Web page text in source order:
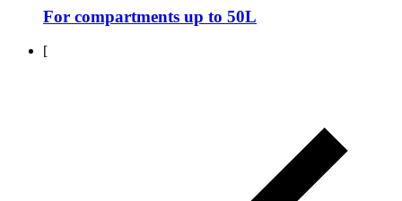
For compartments up to 50L
[